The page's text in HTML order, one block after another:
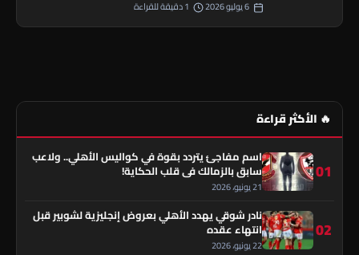
🔥 الأكثر قراءة
01
اسم مفاجئ يتردد بقوة في كواليس الأهلي.. ولاعب
سابق بالزمالك في قلب الحكاية!
21 يونيو، 2026
02
نادر شوقي يهدد الأهلي بعروض إنجليزية لشوبير قبل
انتهاء عقده
22 يونيو، 2026